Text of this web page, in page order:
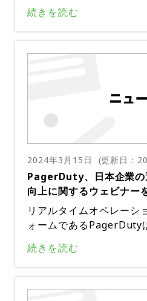
過とともにプロセスの効
目指している。
デントのライフサイクル
め、お客様は複数の異種
雑さとオーバーヘッドの
とができる。この統合に
運用管理への取り組み方
性と有効性の新たな標準
した。同社は、前年同期
億1,110万ドルに達する
の営業利益は1,100万ド
ベースの営業利益率は
は、同社が非GAAPベー
で拡大できることを裏付
効率と企業による運用ク
AAPベースの1株当たり純
る一方、非GAAPベース
の純利益は0.17ドルであ
る。同社の流動性は依然
年1月末時点で現金、現
会計年度全体の収益は前
70万ドルに達しました。
営業利益は5,640万ドル
営業利益率は13.1%だっ
続きを読む
2024年3月15日 (更新日：
PagerDuty、日本企業の
向上に関するウェビナー
リアルタイムオペレーシ
ォームであるPagerDuty
ンタイムを最小限に抑え
る方法に焦点を当てたウ
続きを読む